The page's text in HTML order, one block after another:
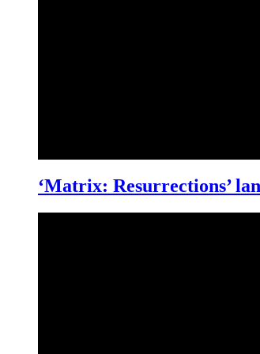
‘Matrix: Resurrections’